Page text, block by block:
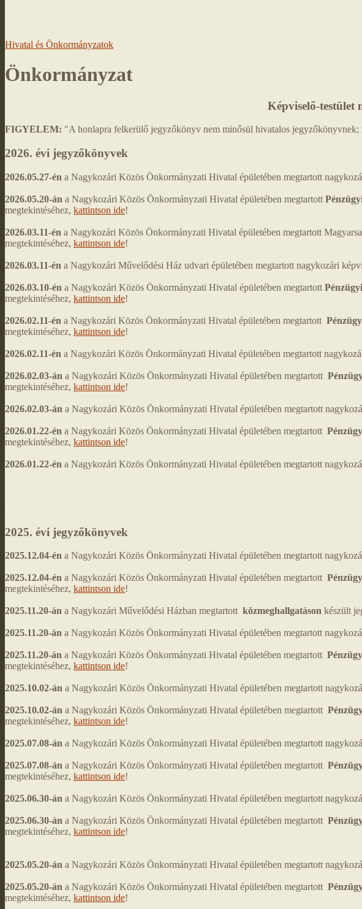
Hivatal és Önkormányzatok
Önkormányzat
Képviselő-testület
FIGYELEM: "A honlapra felkerülő jegyzőkönyv nem minősül hivatalos jegyzőkönyvnek;
2026. évi jegyzőkönyvek
2026.05.27-én a Nagykozári Közös Önkormányzati Hivatal épületében megtartott
2026.05.20-án a Nagykozári Közös Önkormányzati Hivatal épületében megtartott
megtekintéséhez, kattintson ide!
2026.03.11-én a Nagykozári Közös Önkormányzati Hivatal épületében megtartott
megtekintéséhez, kattintson ide!
2026.03.11-én a Nagykozári Művelődési Ház udvari épületében megtartott nagykozári
2026.03.10-én a Nagykozári Közös Önkormányzati Hivatal épületében megtartott
megtekintéséhez, kattintson ide!
2026.02.11-én a Nagykozári Közös Önkormányzati Hivatal épületében megtartott
megtekintéséhez, kattintson ide!
2026.02.11-én a Nagykozári Közös Önkormányzati Hivatal épületében megtartott
2026.02.03-án a Nagykozári Közös Önkormányzati Hivatal épületében megtartott
megtekintéséhez, kattintson ide!
2026.02.03-án a Nagykozári Közös Önkormányzati Hivatal épületében megtartott
2026.01.22-én a Nagykozári Közös Önkormányzati Hivatal épületében megtartott
megtekintéséhez, kattintson ide!
2026.01.22-én a Nagykozári Közös Önkormányzati Hivatal épületében megtartott
.
2025. évi jegyzőkönyvek
2025.12.04-én a Nagykozári Közös Önkormányzati Hivatal épületében megtartott
2025.12.04-én a Nagykozári Közös Önkormányzati Hivatal épületében megtartott
megtekintéséhez, kattintson ide!
2025.11.20-án a Nagykozári Művelődési Házban megtartott közmeghallgatáson készült
2025.11.20-án a Nagykozári Közös Önkormányzati Hivatal épületében megtartott
2025.11.20-án a Nagykozári Közös Önkormányzati Hivatal épületében megtartott
megtekintéséhez, kattintson ide!
2025.10.02-án a Nagykozári Közös Önkormányzati Hivatal épületében megtartott
2025.10.02-án a Nagykozári Közös Önkormányzati Hivatal épületében megtartott
megtekintéséhez, kattintson ide!
2025.07.08-án a Nagykozári Közös Önkormányzati Hivatal épületében megtartott
2025.07.08-án a Nagykozári Közös Önkormányzati Hivatal épületében megtartott
megtekintéséhez, kattintson ide!
2025.06.30-án a Nagykozári Közös Önkormányzati Hivatal épületében megtartott
2025.06.30-án a Nagykozári Közös Önkormányzati Hivatal épületében megtartott
megtekintéséhez, kattintson ide!
2025.05.20-án a Nagykozári Közös Önkormányzati Hivatal épületében megtartott
2025.05.20-án a Nagykozári Közös Önkormányzati Hivatal épületében megtartott
megtekintéséhez, kattintson ide!